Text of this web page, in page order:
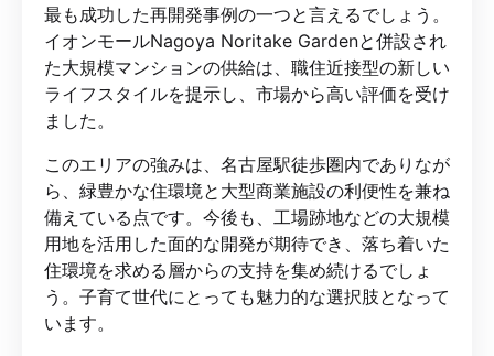
最も成功した再開発事例の一つと言えるでしょう。
イオンモールNagoya Noritake Gardenと併設され
た大規模マンションの供給は、職住近接型の新しい
ライフスタイルを提示し、市場から高い評価を受け
ました。
このエリアの強みは、名古屋駅徒歩圏内でありなが
ら、緑豊かな住環境と大型商業施設の利便性を兼ね
備えている点です。今後も、工場跡地などの大規模
用地を活用した面的な開発が期待でき、落ち着いた
住環境を求める層からの支持を集め続けるでしょ
う。子育て世代にとっても魅力的な選択肢となって
います。